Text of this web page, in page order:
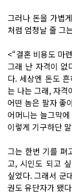
그러나 돈을 가볍
처럼 엄청날 줄 그
<“결혼 비용도 마
그래 난 자격이 없
다. 세상엔 돈도
는 나는 그래, 자격
어떤 놈은 팔자 좋
어머니는 늘그막
이렇게 기구하단
그는 한번 기를 펴
고, 시인도 되고
싶었다. 그래서 군
권도 유단자가 됐